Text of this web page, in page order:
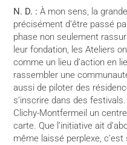
N. D. :À mon sens, la
précisément d’être passé
phase non seulement
leur fondation, les Ateliers
comme un lieu d’action en
rassembler une
aussi de piloter des
s’inscrire dans des
Clichy-Montfermeil un
carte. Que l’initiative ait
même laissé perplexe,